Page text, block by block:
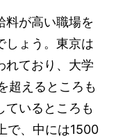
プライベートま
料が高い職場を
しょう。東京は
れており、大学
超えるところも
ているところも
で、中には1500